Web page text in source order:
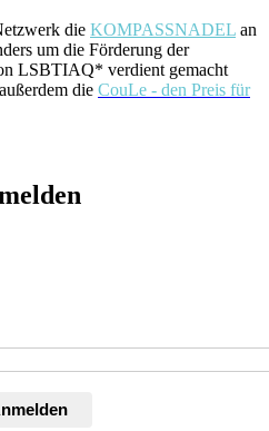
die KOMPASSNADEL an
um die Förderung der
LSBTIAQ* verdient gemacht
die CouLe - den Preis für